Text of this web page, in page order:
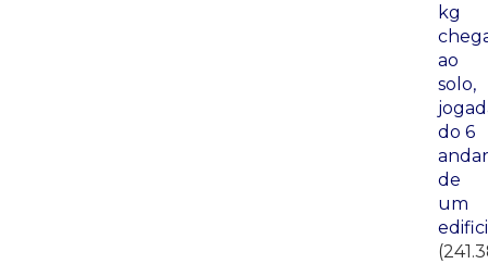
kg
ao
solo,
do 6
andar
de
um